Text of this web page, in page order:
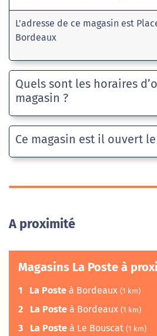
L'adresse de ce magasin est
Bordeaux
Quels sont les horaires
magasin ?
Ce magasin est il ouvert
A proximité
Magasins La Poste à
1 La Poste à Bordeaux (1 km)
2 La Poste à Bordeaux (1 km)
3 La Poste à Le Bouscat (1 km)